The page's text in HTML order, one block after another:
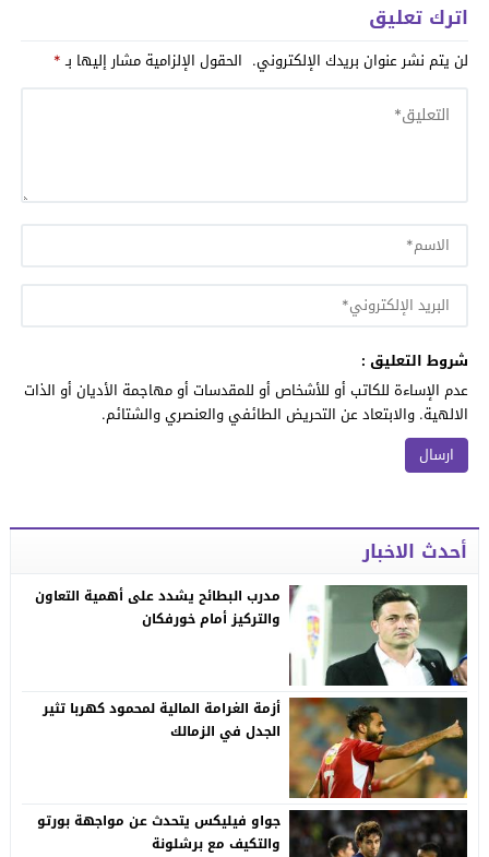
اترك تعليق
لن يتم نشر عنوان بريدك الإلكتروني. الحقول الإلزامية مشار إليها بـ*
شروط التعليق :
عدم الإساءة للكاتب أو للأشخاص أو للمقدسات أو مهاجمة الأديان أو الذات
الالهية. والابتعاد عن التحريض الطائفي والعنصري والشتائم.
أحدث الاخبار
مدرب البطائح يشدد على أهمية التعاون
والتركيز أمام خورفكان
أزمة الغرامة المالية لمحمود كهربا تثير
الجدل في الزمالك
جواو فيليكس يتحدث عن مواجهة بورتو
والتكيف مع برشلونة